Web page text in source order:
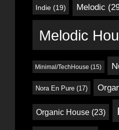
Indie (19) Melodic
Melodic
Minimal/TechHouse (15)
Nora En Pure(17)
Organic House(23)